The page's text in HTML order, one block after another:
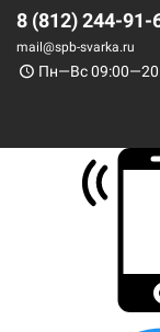
8 (812) 244-91-
mail@spb-svarka.ru
Пн—Вс